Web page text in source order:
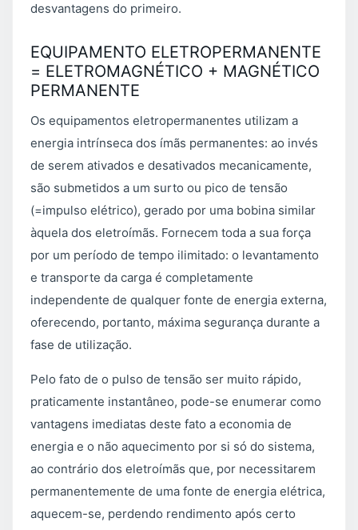
desvantagens do primeiro.
EQUIPAMENTO ELETROPERMANENTE
= ELETROMAGNÉTICO + MAGNÉTICO
PERMANENTE
Os equipamentos eletropermanentes utilizam a
energia intrínseca dos ímãs permanentes: ao invés
de serem ativados e desativados mecanicamente,
são submetidos a um surto ou pico de tensão
(=impulso elétrico), gerado por uma bobina similar
àquela dos eletroímãs. Fornecem toda a sua força
por um período de tempo ilimitado: o levantamento
e transporte da carga é completamente
independente de qualquer fonte de energia externa,
oferecendo, portanto, máxima segurança durante a
fase de utilização.
Pelo fato de o pulso de tensão ser muito rápido,
praticamente instantâneo, pode-se enumerar como
vantagens imediatas deste fato a economia de
energia e o não aquecimento por si só do sistema,
ao contrário dos eletroímãs que, por necessitarem
permanentemente de uma fonte de energia elétrica,
aquecem-se, perdendo rendimento após certo